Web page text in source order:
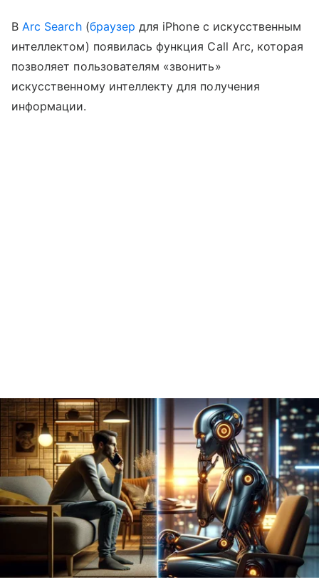
В Arc Search(браузер для iPhone с искусственным
интеллектом) появилась функция Call Arc, которая
позволяет пользователям «звонить»
искусственному интеллекту для получения
информации.